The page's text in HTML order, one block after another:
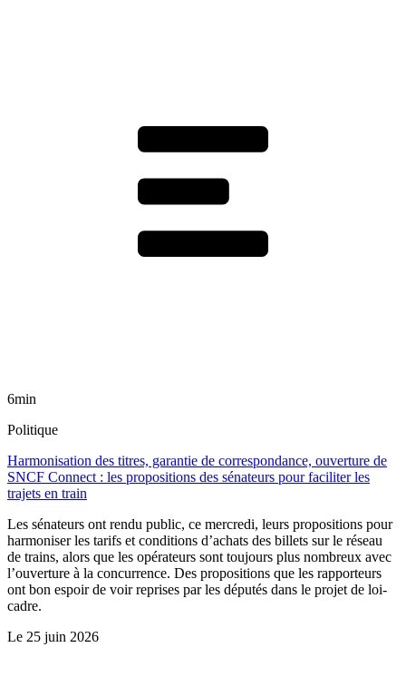
6min
Politique
Harmonisation des titres, garantie de correspondance, ouverture de
SNCF Connect : les propositions des sénateurs pour faciliter les
trajets en train
Les sénateurs ont rendu public, ce mercredi, leurs propositions pour
harmoniser les tarifs et conditions d’achats des billets sur le réseau
de trains, alors que les opérateurs sont toujours plus nombreux avec
l’ouverture à la concurrence. Des propositions que les rapporteurs
ont bon espoir de voir reprises par les députés dans le projet de loi-
cadre.
Le 25 juin 2026